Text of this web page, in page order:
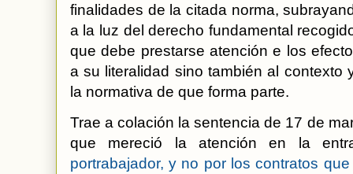
finalidades de la citada norma,
a la luz del derecho fundamental
que debe prestarse atención e los
a su literalidad sino también al contexto
la normativa de que forma parte.
Trae a colación la sentencia de 17 de
que mereció la atención en la
portrabajador, y no por los contratos